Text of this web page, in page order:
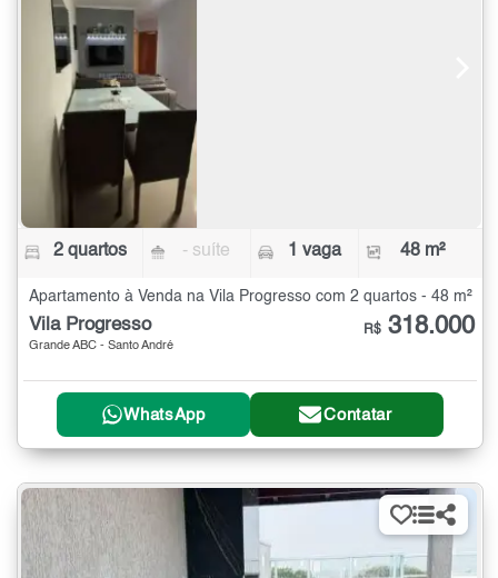
2 quartos - suíte 1 vaga 48 m²
Apartamento à Venda na Vila Progresso com 2 quartos - 48 m²
Vila Progresso
Grande ABC - Santo André
R$ 318.000
WhatsApp Contatar